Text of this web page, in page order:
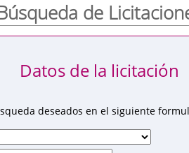
de
deseados en el siguiente
Datos de la licitación